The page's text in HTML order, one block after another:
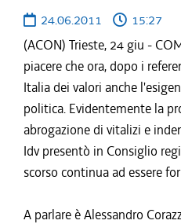
24.06.2011
15:27
(ACON) Trieste, 24 giu -
piacere che ora, dopo i
Italia dei valori anche
politica. Evidentemente la
abrogazione di vitalizi e
Idv presentò in Consiglio
scorso continua ad essere
A parlare è Alessandro